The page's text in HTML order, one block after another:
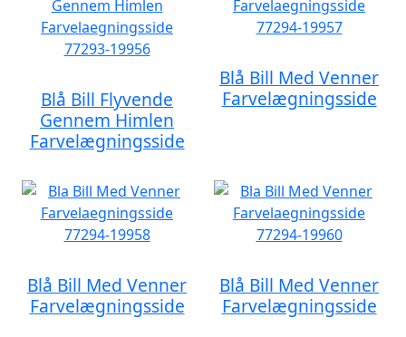
Blå Bill Flyvende
Gennem Himlen
Farvelægningsside
Blå Bill Med Venner
Farvelægningsside
Blå Bill Med Venner
Farvelægningsside
Blå Bill Med Venner
Farvelægningsside